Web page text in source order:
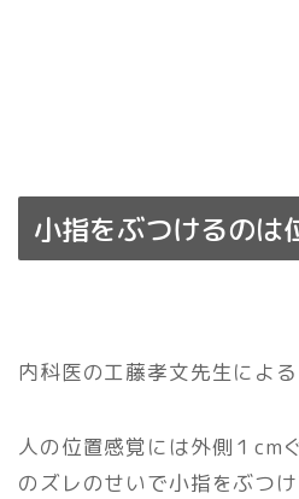
小指をぶつけるのは
内科医の工藤孝文先生による
人の位置感覚には外側１cm
のズレのせいで小指をぶつ